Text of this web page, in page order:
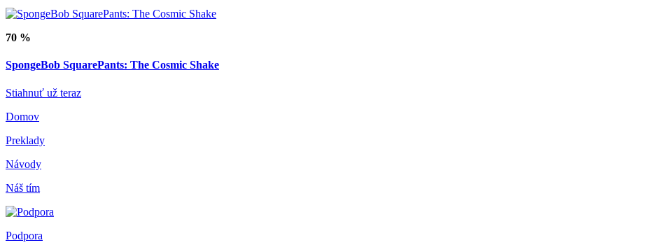
70 %
SpongeBob SquarePants: The Cosmic Shake
Stiahnuť už teraz
Domov
Preklady
Návody
Náš tím
Podpora